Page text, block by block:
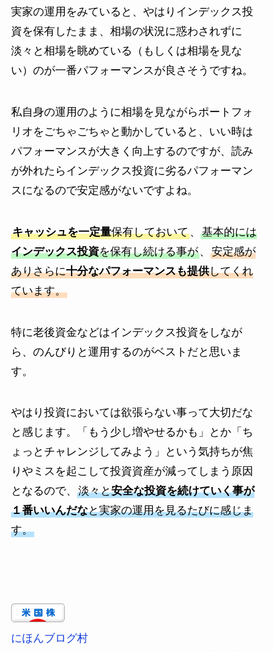
実家の運用をみていると、やはりインデックス投
資を保有したまま、相場の状況に惑わされずに
淡々と相場を眺めている（もしくは相場を見な
い）のが一番パフォーマンスが良さそうですね。
私自身の運用のように相場を見ながらポートフォ
リオをごちゃごちゃと動かしていると、いい時は
パフォーマンスが大きく向上するのですが、読み
が外れたらインデックス投資に劣るパフォーマン
スになるので安定感がないですよね。
キャッシュを一定量保有しておいて、 基本的には
インデックス投資を保有し続ける事が、 安定感が
ありさらに十分なパフォーマンスも提供してくれ
ています。
特に老後資金などはインデックス投資をしなが
ら、のんびりと運用するのがベストだと思いま
す。
やはり投資においては欲張らない事って大切だな
と感じます。「もう少し増やせるかも」とか「ち
ょっとチャレンジしてみよう」という気持ちが焦
りやミスを起こして投資資産が減ってしまう原因
となるので、 淡々と安全な投資を続けていく事が
１番いいんだなと実家の運用を見るたびに感じま
す。
にほんブログ村